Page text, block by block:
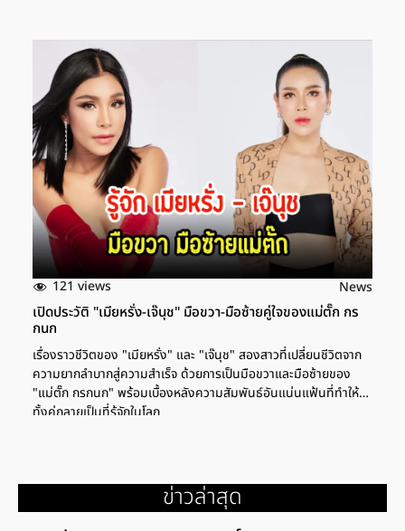
121 views News
เปิดประวัติ "เมียหรั่ง-เจ๊นุช" มือขวา-มือซ้ายคู่ใจของแม่ตั๊ก กร
กนก
เรื่องราวชีวิตของ "เมียหรั่ง" และ "เจ๊นุช" สองสาวที่เปลี่ยนชีวิตจาก
ความยากลำบากสู่ความสำเร็จ ด้วยการเป็นมือขวาและมือซ้ายของ
"แม่ตั๊ก กรกนก" พร้อมเบื้องหลังความสัมพันธ์อันแน่นแฟ้นที่ทำให้
ทั้งคู่กลายเป็นที่รู้จักในโลก
ข่าวล่าสุด